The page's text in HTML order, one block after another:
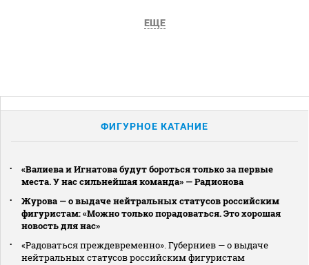
ЕЩЕ
ФИГУРНОЕ КАТАНИЕ
«Валиева и Игнатова будут бороться только за первые
места. У нас сильнейшая команда» — Радионова
Журова — о выдаче нейтральных статусов российским
фигуристам: «Можно только порадоваться. Это хорошая
новость для нас»
«Радоваться преждевременно». Губерниев — о выдаче
нейтральных статусов российским фигуристам